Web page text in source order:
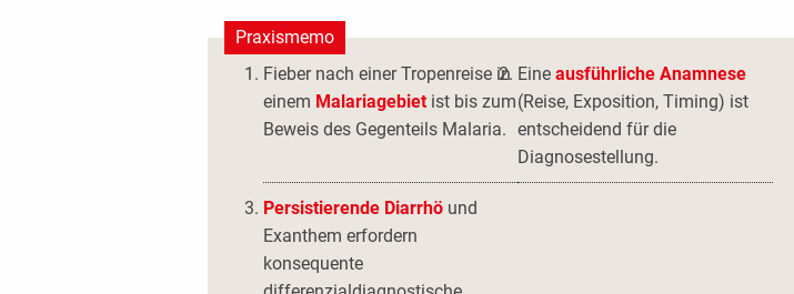
Praxismemo
Fieber nach einer Tropenreise in
einem Malariagebietist bis zum
Beweis des Gegenteils Malaria.
Eineausführliche Anamnese
(Reise, Exposition, Timing) ist
entscheidend für die
Diagnosestellung.
Persistierende Diarrhöund
Exanthem erfordern
konsequente